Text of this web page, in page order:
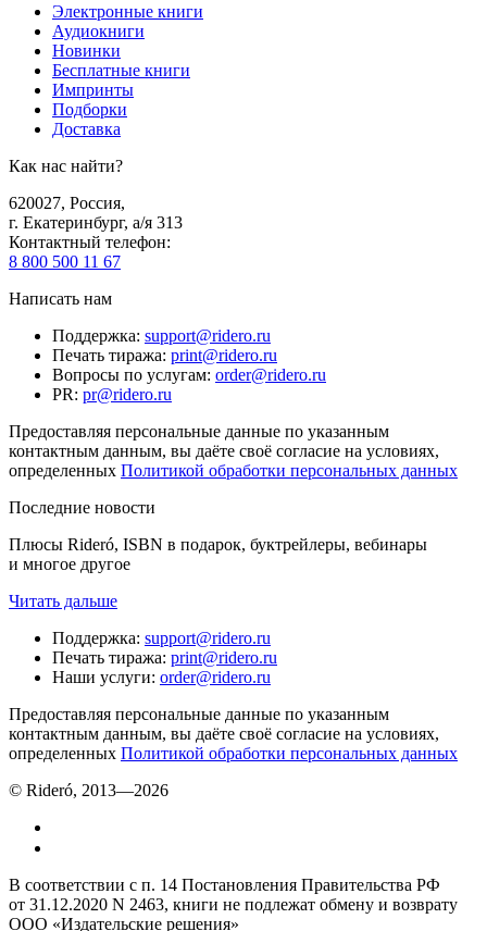
Электронные книги
Аудиокниги
Новинки
Бесплатные книги
Импринты
Подборки
Доставка
Как нас найти?
620027, Россия,
г. Екатеринбург, а/я 313
Контактный телефон:
8 800 500 11 67
Написать нам
Поддержка: support@ridero.ru
Печать тиража: print@ridero.ru
Вопросы по услугам: order@ridero.ru
PR: pr@ridero.ru
Предоставляя персональные данные по указанным
контактным данным, вы даёте своё согласие на условиях,
определенных Политикой обработки персональных данных
Последние новости
Плюсы Rideró, ISBN в подарок, буктрейлеры, вебинары
и многое другое
Читать дальше
Поддержка: support@ridero.ru
Печать тиража: print@ridero.ru
Наши услуги: order@ridero.ru
Предоставляя персональные данные по указанным
контактным данным, вы даёте своё согласие на условиях,
определенных Политикой обработки персональных данных
© Rideró, 2013—2026
В соответствии с п. 14 Постановления Правительства РФ
от 31.12.2020 N 2463, книги не подлежат обмену и возврату
ООО «Издательские решения»